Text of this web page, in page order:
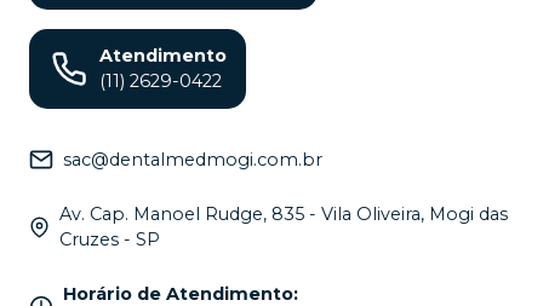
Atendimento
(11) 2629-0422
sac@dentalmedmogi.com.br
Av. Cap. Manoel Rudge, 835 - Vila Oliveira, Mogi das
Cruzes - SP
Horário de Atendimento: